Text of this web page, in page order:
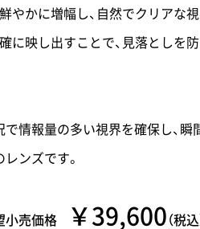
やかに増幅し、自然でクリアな
に映し出すことで、見落としを
で情報量の多い視界を確保し、
ンズです。
小売価格 ￥39,600 （税込